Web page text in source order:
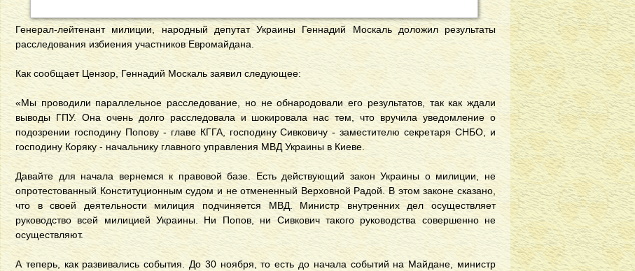
Генерал-лейтенант милиции, народный депутат Украины Геннадий Москаль доложил результаты
расследования избиения участников Евромайдана.
Как сообщает Цензор, Геннадий Москаль заявил следующее:
«Мы проводили параллельное расследование, но не обнародовали его результатов, так как ждали
выводы ГПУ. Она очень долго расследовала и шокировала нас тем, что вручила уведомление о
подозрении господину Попову - главе КГГА, господину Сивковичу - заместителю секретаря СНБО, и
господину Коряку - начальнику главного управления МВД Украины в Киеве.
Давайте для начала вернемся к правовой базе. Есть действующий закон Украины о милиции, не
опротестованный Конституционным судом и не отмененный Верховной Радой. В этом законе сказано,
что в своей деятельности милиция подчиняется МВД. Министр внутренних дел осуществляет
руководство всей милицией Украины. Ни Попов, ни Сивкович такого руководства совершенно не
осуществляют.
А теперь, как развивались события. До 30 ноября, то есть до начала событий на Майдане, министр